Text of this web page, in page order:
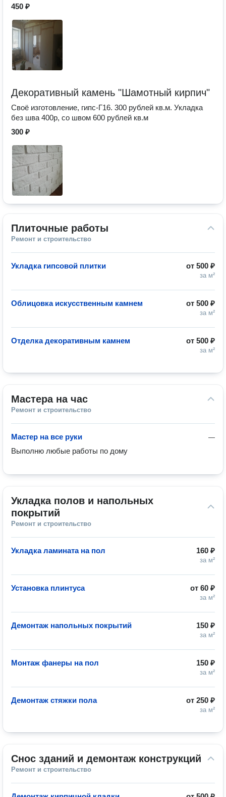
450 ₽
Декоративный камень "Шамотный кирпич"
Своё изготовление, гипс-Г16. 300 рублей кв.м. Укладка
без шва 400р, со швом 600 рублей кв.м
300 ₽
Плиточные работы
Ремонт и строительство
от 500 ₽
за м²
Укладка гипсовой плитки
от 500 ₽
за м²
Облицовка искусственным камнем
от 500 ₽
за м²
Отделка декоративным камнем
Мастера на час
Ремонт и строительство
—
Мастер на все руки
Выполню любые работы по дому
Укладка полов и напольных
покрытий
Ремонт и строительство
160 ₽
за м²
Укладка ламината на пол
от 60 ₽
за м²
Установка плинтуса
150 ₽
за м²
Демонтаж напольных покрытий
150 ₽
за м²
Монтаж фанеры на пол
от 250 ₽
за м²
Демонтаж стяжки пола
Снос зданий и демонтаж конструкций
Ремонт и строительство